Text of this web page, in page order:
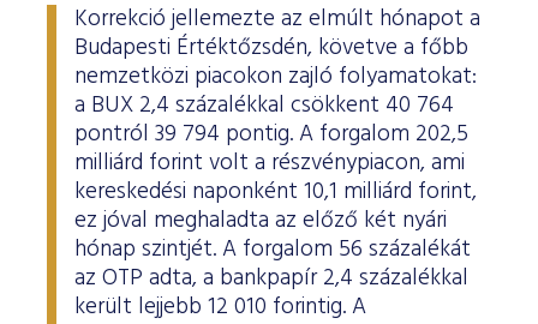
Korrekció jellemezte az elmúlt hónapot a
Budapesti Értéktőzsdén, követve a főbb
nemzetközi piacokon zajló folyamatokat:
a BUX 2,4 százalékkal csökkent 40 764
pontról 39 794 pontig. A forgalom 202,5
milliárd forint volt a részvénypiacon, ami
kereskedési naponként 10,1 milliárd forint,
ez jóval meghaladta az előző két nyári
hónap szintjét. A forgalom 56 százalékát
az OTP adta, a bankpapír 2,4 százalékkal
került lejjebb 12 010 forintig. A